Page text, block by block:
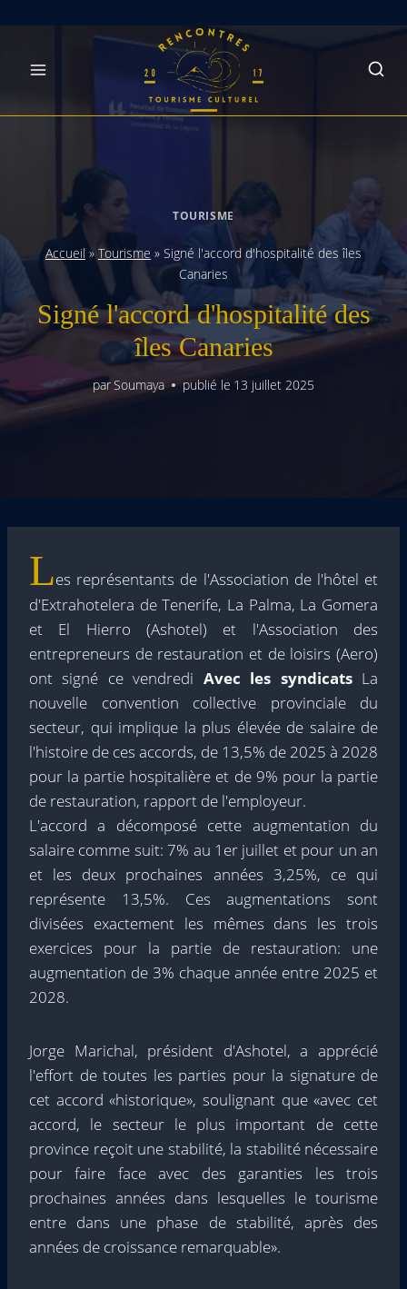
TOURISME
Accueil » Tourisme » Signé l'accord d'hospitalité des îles
Canaries
Signé l'accord d'hospitalité des
îles Canaries
parSoumaya publié le 13 juillet 2025
Les représentants de l'Association de l'hôtel et
d'Extrahotelera de Tenerife, La Palma, La Gomera
et El Hierro (Ashotel) et l'Association des
entrepreneurs de restauration et de loisirs (Aero)
ont signé ce vendredi Avec les syndicatsLa
nouvelle convention collective provinciale du
secteur, qui implique la plus élevée de salaire de
l'histoire de ces accords, de 13,5% de 2025 à 2028
pour la partie hospitalière et de 9% pour la partie
de restauration, rapport de l'employeur.
L'accord a décomposé cette augmentation du
salaire comme suit: 7% au 1er juillet et pour un an
et les deux prochaines années 3,25%, ce qui
représente 13,5%. Ces augmentations sont
divisées exactement les mêmes dans les trois
exercices pour la partie de restauration: une
augmentation de 3% chaque année entre 2025 et
2028.
Jorge Marichal, président d'Ashotel, a apprécié
l'effort de toutes les parties pour la signature de
cet accord «historique», soulignant que «avec cet
accord, le secteur le plus important de cette
province reçoit une stabilité, la stabilité nécessaire
pour faire face avec des garanties les trois
prochaines années dans lesquelles le tourisme
entre dans une phase de stabilité, après des
années de croissance remarquable».